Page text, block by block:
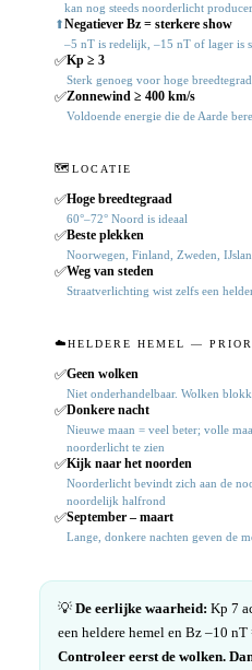
kan nog steeds noorderlicht
⬆Negatiever Bz = sterkere show
–5 nT is redelijk, –15 nT of lager is
✅Kp ≥ 3
Sterk genoeg voor hoge
✅Zonnewind ≥ 400 km/s
Voldoende energie die de Aarde
🗺️ LOCATIE
✅Hoge breedtegraad
60°–72° Noord is ideaal
✅Beste plekken
Noorwegen, Finland, Zweden,
✅Weg van steden
Straatverlichting wist zelfs een
☁️HELDERE HEMEL —
✅Geen wolken
Niet onderhandelbaar. Wolken
✅Donkere nacht
Nieuwe maan = veel beter; volle
noorderlicht te zien
✅Kijk naar het noorden
Noorderlicht bevindt zich aan de
noordelijk halfrond
✅September – maart
Lange, donkere nachten geven de
💡 De eerlijke waarheid: Kp 7
een heldere hemel en Bz –10
Controleer eerst de wolken.